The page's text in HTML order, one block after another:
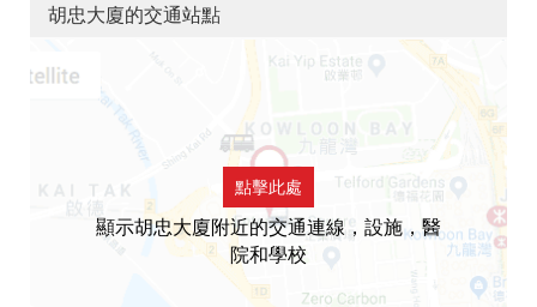
胡忠大廈的交通站點
點擊此處
顯示胡忠大廈附近的交通連線，設施，醫
院和學校